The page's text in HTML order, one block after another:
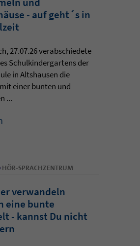
- auf geht´s in
27.07.26 verabschiedete
Schulkindergartens der
in Altshausen die
einer bunten und
...
HÖR-SPRACHZENTRUM
verwandeln
eine bunte
- kannst Du nicht